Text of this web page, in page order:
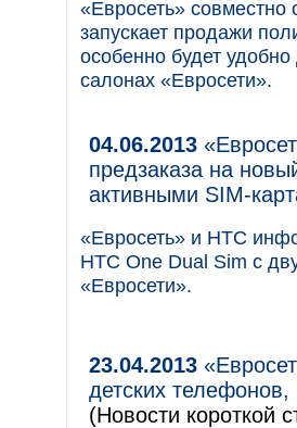
«Евросеть»
запускает продажи
особенно будет
салонах «Евросети».
04.06.2013
предзаказа на
активными SIM-
«Евросеть» и HTC
HTC One Dual Sim c
«Евросети».
23.04.2013
детских
(Новости короткой